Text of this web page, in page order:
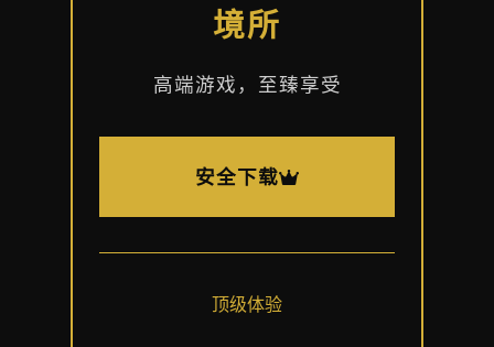
境所
高端游戏，至臻享受
安全下载
顶级体验